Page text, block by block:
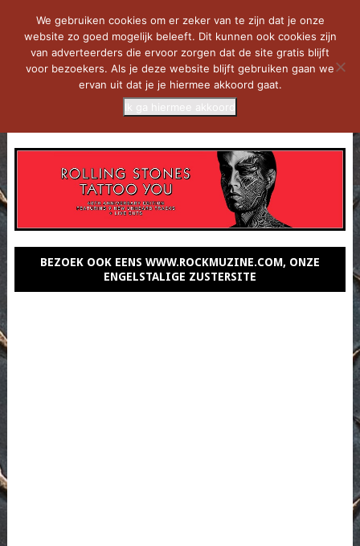
BEZOEK OOK EENS WWW.ROCKMUZINE.COM, ONZE
ENGELSTALIGE ZUSTERSITE
We gebruiken cookies om er zeker van te zijn dat je onze
website zo goed mogelijk beleeft. Dit kunnen ook cookies zijn
van adverteerders die ervoor zorgen dat de site gratis blijft
voor bezoekers. Als je deze website blijft gebruiken gaan we
ervan uit dat je je hiermee akkoord gaat.
Ik ga hiermee akkoord